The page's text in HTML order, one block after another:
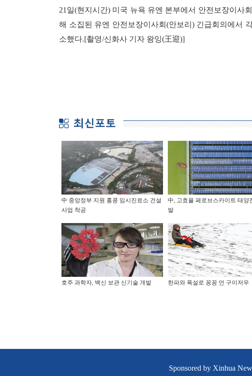
21일(현지시간) 미국 뉴욕 유엔 본부에서 안전보장이사
해 소집된 유엔 안전보장이사회(안보리) 긴급회의에서
소했다.[촬영/신화사 기자 왕잉(王迎)]
中 중앙정부 지원 홍콩 임시진료소 건설
사업 착공
中, 고효율 페로브스카이트 태양
발
호주 과학자, 백신 보관 신기술 개발 한파와 폭설로 꽁꽁 언 구이저우
Sponsored by Xinhua